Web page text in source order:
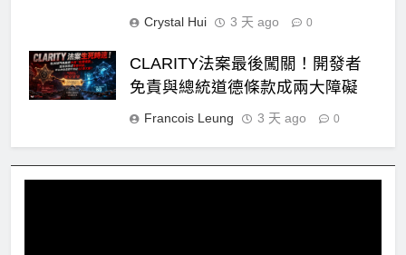
Crystal Hui 3 天 ago 0
CLARITY法案最後闖關！開發者
免責與總統道德條款成兩大障礙
Francois Leung 3 天 ago 0